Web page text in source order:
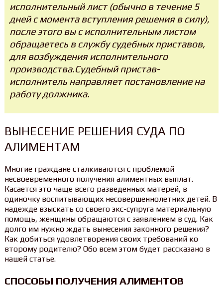
исполнительный лист (обычно в течение 5
дней с момента вступления решения в силу),
после этого вы с исполнительным листом
обращаетесь в службу судебных приставов,
для возбуждения исполнительного
производства.Судебный пристав-
исполнитель направляет постановление на
работу должника.
ВЫНЕСЕНИЕ РЕШЕНИЯ СУДА ПО
АЛИМЕНТАМ
Многие граждане сталкиваются с проблемой
несвоевременного получения алиментных выплат.
Касается это чаще всего разведенных матерей, в
одиночку воспитывающих несовершеннолетних детей. В
надежде взыскать со своего экс-супруга материальную
помощь, женщины обращаются с заявлением в суд. Как
долго им нужно ждать вынесения законного решения?
Как добиться удовлетворения своих требований ко
второму родителю? Обо всем этом будет рассказано в
нашей статье.
СПОСОБЫ ПОЛУЧЕНИЯ АЛИМЕНТОВ